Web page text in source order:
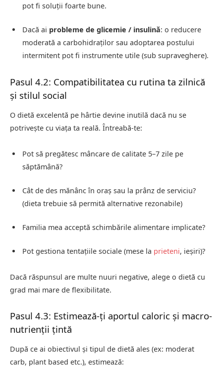
pot fi soluții foarte bune.
Dacă ai probleme de glicemie / insulină: o reducere
moderată a carbohidraților sau adoptarea postului
intermitent pot fi instrumente utile (sub supraveghere).
Pasul 4.2: Compatibilitatea cu rutina ta zilnică
și stilul social
O dietă excelentă pe hârtie devine inutilă dacă nu se
potrivește cu viața ta reală. Întreabă-te:
Pot să pregătesc mâncare de calitate 5–7 zile pe
săptămână?
Cât de des mănânc în oraș sau la prânz de serviciu?
(dieta trebuie să permită alternative rezonabile)
Familia mea acceptă schimbările alimentare implicate?
Pot gestiona tentațiile sociale (mese la prieteni, ieșiri)?
Dacă răspunsul are multe nuuri negative, alege o dietă cu
grad mai mare de flexibilitate.
Pasul 4.3: Estimează‑ți aportul caloric și macro-
nutrienții țintă
După ce ai obiectivul și tipul de dietă ales (ex: moderat
carb, plant based etc.), estimează: